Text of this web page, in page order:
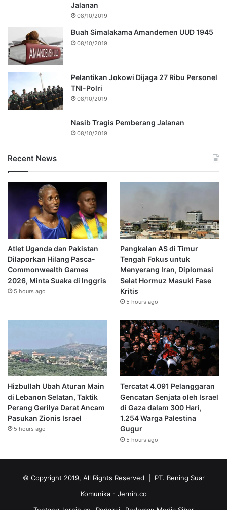
Jalanan
08/10/2019
Buah Simalakama Amandemen UUD 1945
08/10/2019
Pelantikan Jokowi Dijaga 27 Ribu Personel
TNI-Polri
08/10/2019
Nasib Tragis Pemberang Jalanan
08/10/2019
Recent News
Atlet Uganda dan Pakistan
Dilaporkan Hilang Pasca-
Commonwealth Games
2026, Minta Suaka di Inggris
5 hours ago
Pangkalan AS di Timur
Tengah Fokus untuk
Menyerang Iran, Diplomasi
Selat Hormuz Masuki Fase
Kritis
5 hours ago
Hizbullah Ubah Aturan Main
di Lebanon Selatan, Taktik
Perang Gerilya Darat Ancam
Pasukan Zionis Israel
5 hours ago
Tercatat 4.091 Pelanggaran
Gencatan Senjata oleh Israel
di Gaza dalam 300 Hari,
1.254 Warga Palestina
Gugur
5 hours ago
© Copyright 2019, All Rights Reserved | PT. Bening Suar
Komunika - Jernih.co